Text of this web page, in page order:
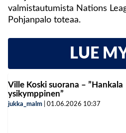
valmistautumista Nations
Pohjanpalo toteaa.
LUE
Ville Koski suorana – ”Hankala
ysikymppinen”
jukka_malm 01.06.2026 10:37